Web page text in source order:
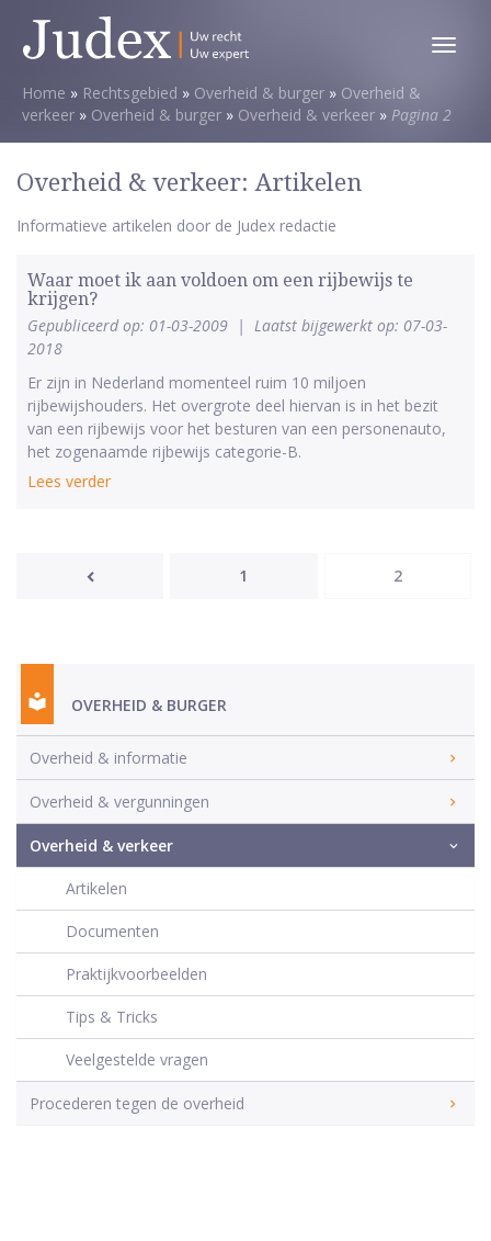
Toggle
Home » Rechtsgebied » Overheid & burger » Overheid &
verkeer » Overheid & burger » Overheid & verkeer » Pagina 2
Overheid & verkeer: Artikelen
Informatieve artikelen door de Judex redactie
Waar moet ik aan voldoen om een rijbewijs te
krijgen?
Gepubliceerd op: 01-03-2009 | Laatst bijgewerkt op: 07-03-
2018
Er zijn in Nederland momenteel ruim 10 miljoen
rijbewijshouders. Het overgrote deel hiervan is in het bezit
van een rijbewijs voor het besturen van een personenauto,
het zogenaamde rijbewijs categorie-B.
Lees verder
1 2
OVERHEID & BURGER
Overheid & informatie
Overheid & vergunningen
Overheid & verkeer
Artikelen
Documenten
Praktijkvoorbeelden
Tips & Tricks
Veelgestelde vragen
Procederen tegen de overheid